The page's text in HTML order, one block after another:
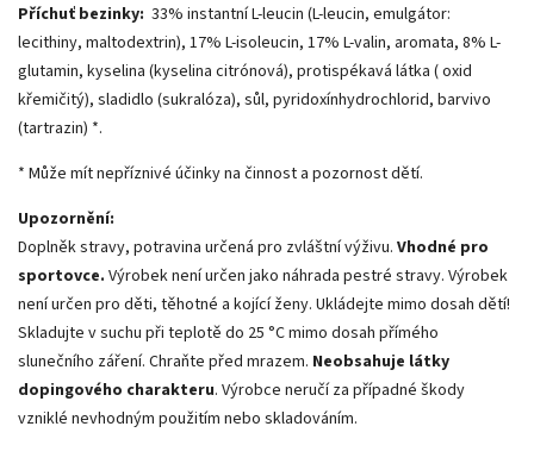
Příchuť bezinky: 33% instantní L-leucin (L-leucin, emulgátor:
lecithiny, maltodextrin), 17% L-isoleucin, 17% L-valin, aromata, 8% L-
glutamin, kyselina (kyselina citrónová), protispékavá látka ( oxid
křemičitý), sladidlo (sukralóza), sůl, pyridoxínhydrochlorid, barvivo
(tartrazin) *.
* Může mít nepříznivé účinky na činnost a pozornost dětí.
Upozornění:
Doplněk stravy, potravina určená pro zvláštní výživu. Vhodné pro
sportovce. Výrobek není určen jako náhrada pestré stravy. Výrobek
není určen pro děti, těhotné a kojící ženy. Ukládejte mimo dosah dětí!
Skladujte v suchu při teplotě do 25 °C mimo dosah přímého
slunečního záření. Chraňte před mrazem. Neobsahuje látky
dopingového charakteru. Výrobce neručí za případné škody
vzniklé nevhodným použitím nebo skladováním.